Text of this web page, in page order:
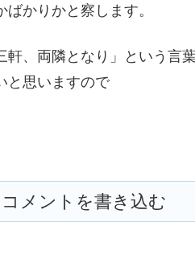
かりかと察します。
、両隣となり」という言
と思いますので
コメントを書き込む